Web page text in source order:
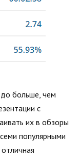
больше, чем
с
их в обзоры
популярными